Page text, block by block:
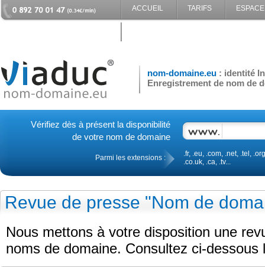
ACCUEIL TARIFS
nom-domaine.eu : identité
Enregistrement de nom de
Vérifiez dès à présent la disponibilité
de votre nom de domaine
Parmi les extensions :
.fr, .eu, .com, .net, .tel,
.co.uk, .ca, .tv...
Revue de presse "Nom de
Nous mettons à votre disposition une
noms de domaine. Consultez ci-